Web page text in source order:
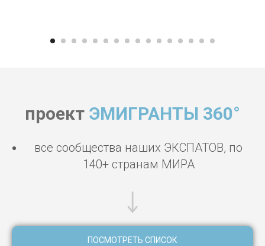
проект ЭМИГРАНТЫ 360°
все сообщества наших ЭКСПАТОВ, по
140+ странам МИРА
ПОСМОТРЕТЬ СПИСОК